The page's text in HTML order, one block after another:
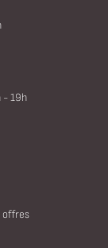
- 19h
offres